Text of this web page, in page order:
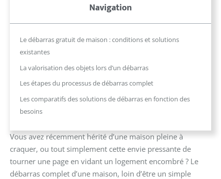
Navigation
Le débarras gratuit de maison : conditions et solutions
existantes
La valorisation des objets lors d’un débarras
Les étapes du processus de débarras complet
Les comparatifs des solutions de débarras en fonction des
besoins
Vous avez récemment hérité d’une maison pleine à
craquer, ou tout simplement cette envie pressante de
tourner une page en vidant un logement encombré ? Le
débarras complet d’une maison, loin d’être un simple